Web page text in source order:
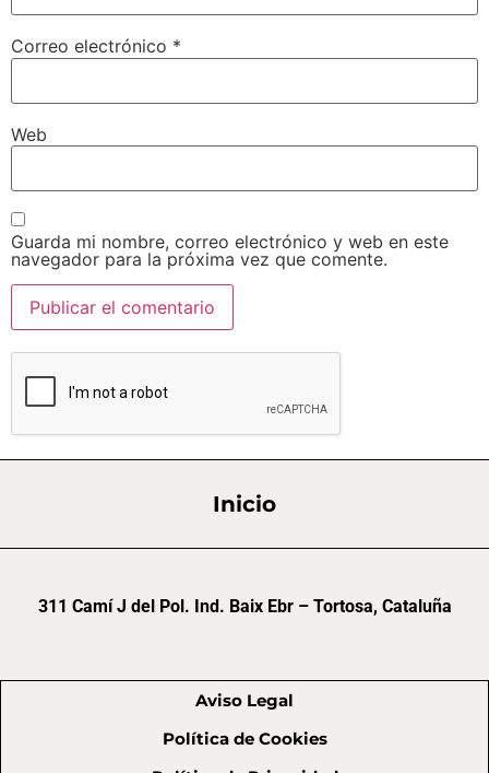
Correo electrónico *
Web
Guarda mi nombre, correo electrónico y web en este
navegador para la próxima vez que comente.
Inicio
311 Camí J del Pol. Ind. Baix Ebr – Tortosa, Cataluña
Aviso Legal
Política de Cookies